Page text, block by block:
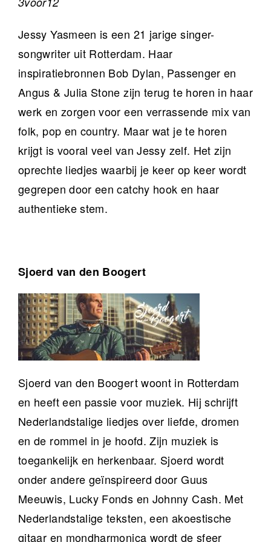
Jessy Yasmeen is een 21 jarige singer-
songwriter uit Rotterdam. Haar
inspiratiebronnen Bob Dylan, Passenger en
Angus & Julia Stone zijn terug te horen in haar
werk en zorgen voor een verrassende mix van
folk, pop en country. Maar wat je te horen
krijgt is vooral veel van Jessy zelf. Het zijn
oprechte liedjes waarbij je keer op keer wordt
gegrepen door een catchy hook en haar
authentieke stem.
Sjoerd van den Boogert
Sjoerd van den Boogert woont in Rotterdam
en heeft een passie voor muziek. Hij schrijft
Nederlandstalige liedjes over liefde, dromen
en de rommel in je hoofd. Zijn muziek is
toegankelijk en herkenbaar. Sjoerd wordt
onder andere geïnspireerd door Guus
Meeuwis, Lucky Fonds en Johnny Cash. Met
Nederlandstalige teksten, een akoestische
gitaar en mondharmonica wordt de sfeer